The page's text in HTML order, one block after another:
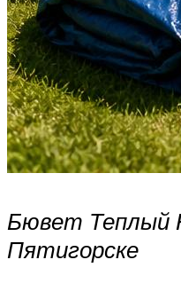
Бювет Теплый
Пятигорске